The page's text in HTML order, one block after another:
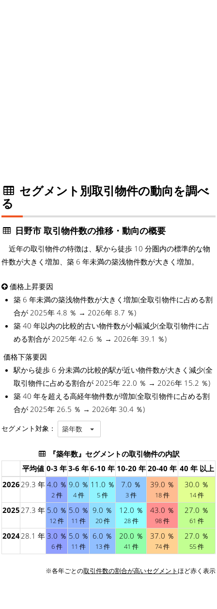
セグメント別取引物件の動向を調べ
る
日野市 取引物件数の推移・動向の概要
近年の取引物件の特徴は、駅から徒歩 10 分圏内の標準的な物
件数が大きく増加、築 6 年未満の築浅物件数が大きく増加。
価格上昇要因
築 6 年未満の築浅物件数が大きく増加(全取引物件に占める割
合が 2025年 4.8 ％ → 2026年 8.7 ％)
築 40 年以内の比較的古い物件数が小幅減少(全取引物件に占
める割合が 2025年 42.6 ％ → 2026年 39.1 ％)
価格下落要因
駅から徒歩 6 分未満の比較的駅が近い物件数が大きく減少(全
取引物件に占める割合が 2025年 22.0 ％ → 2026年 15.2 ％)
築 40 年を超える高経年物件数が増加(全取引物件に占める割
合が 2025年 26.5 ％ → 2026年 30.4 ％)
セグメント対象： 築年数
『築年数』セグメントの取引物件の内訳
平均値 0-3 年3-6 年6-10 年 10-20 年 20-40 年 40 年 以上
202629.3 年 4.0 ％
2 件
9.0 ％
4 件
11.0 ％
5 件
7.0 ％
3 件
39.0 ％
18 件
30.0 ％
14 件
202527.3 年 5.0 ％
12 件
5.0 ％
11 件
9.0 ％
20 件
12.0 ％
28 件
43.0 ％
98 件
27.0 ％
61 件
202428.1 年 3.0 ％
6 件
5.0 ％
11 件
6.0 ％
13 件
20.0 ％
41 件
37.0 ％
74 件
27.0 ％
55 件
※各年ごとの取引件数の割合が高いセグメントほど赤く表示